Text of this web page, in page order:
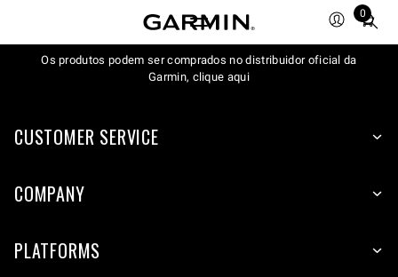
0
Total
items
in
Os produtos podem ser comprados no distribuidor oficial da
Garmin, clique aqui
CUSTOMER SERVICE
COMPANY
PLATFORMS